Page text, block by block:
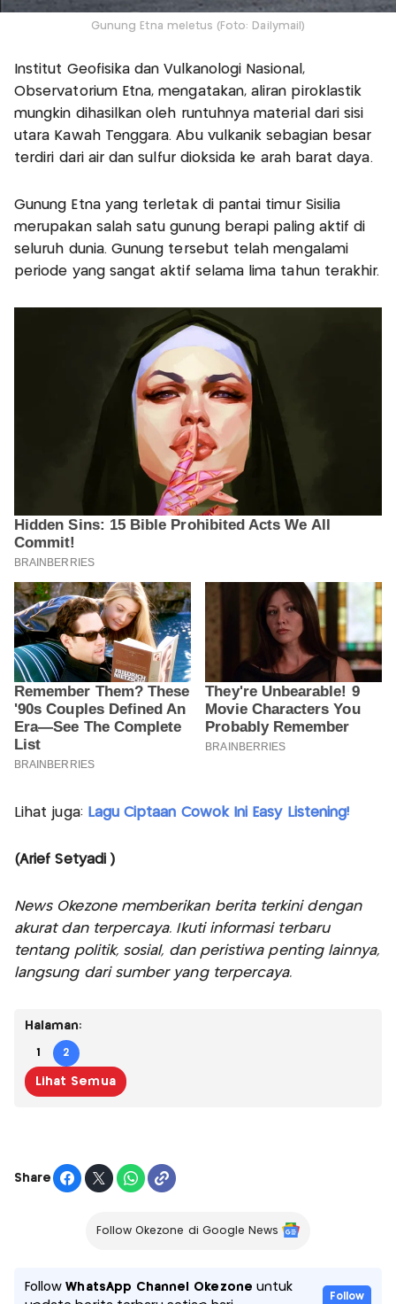
Gunung Etna meletus (Foto: Dailymail)
Institut Geofisika dan Vulkanologi Nasional,
Observatorium Etna, mengatakan, aliran piroklastik
mungkin dihasilkan oleh runtuhnya material dari sisi
utara Kawah Tenggara. Abu vulkanik sebagian besar
terdiri dari air dan sulfur dioksida ke arah barat daya.
Gunung Etna yang terletak di pantai timur Sisilia
merupakan salah satu gunung berapi paling aktif di
seluruh dunia. Gunung tersebut telah mengalami
periode yang sangat aktif selama lima tahun terakhir.
Lihat juga: Lagu Ciptaan Cowok Ini Easy Listening!
(Arief Setyadi )
News Okezone memberikan berita terkini dengan
akurat dan terpercaya. Ikuti informasi terbaru
tentang politik, sosial, dan peristiwa penting lainnya,
langsung dari sumber yang terpercaya.
Halaman:
1 2
Lihat Semua
Share
Follow Okezone di Google News
FollowWhatsApp Channel Okezone untuk
Follow